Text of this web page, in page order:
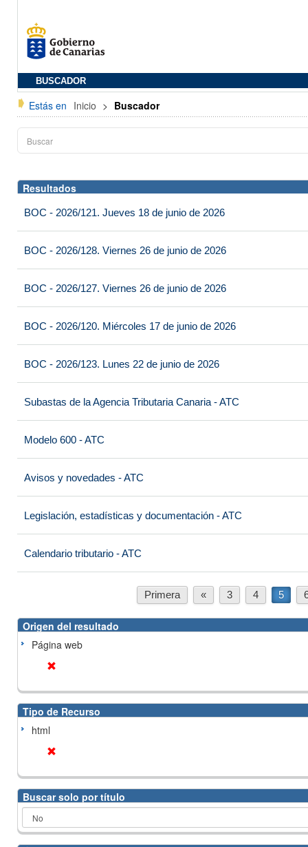
BUSCADOR
Estás en Inicio > Buscador
Resultados
BOC - 2026/121. Jueves 18 de junio de 2026
BOC - 2026/128. Viernes 26 de junio de 2026
BOC - 2026/127. Viernes 26 de junio de 2026
BOC - 2026/120. Miércoles 17 de junio de 2026
BOC - 2026/123. Lunes 22 de junio de 2026
Subastas de la Agencia Tributaria Canaria - ATC
Modelo 600 - ATC
Avisos y novedades - ATC
Legislación, estadísticas y documentación - ATC
Calendario tributario - ATC
Primera « 3 4 5
Origen del resultado
Página web
Tipo de Recurso
html
Buscar solo por título